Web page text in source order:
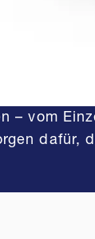
sind.
Hinzu
– vom
dafür,